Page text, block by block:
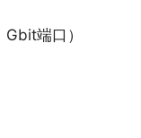
端口）